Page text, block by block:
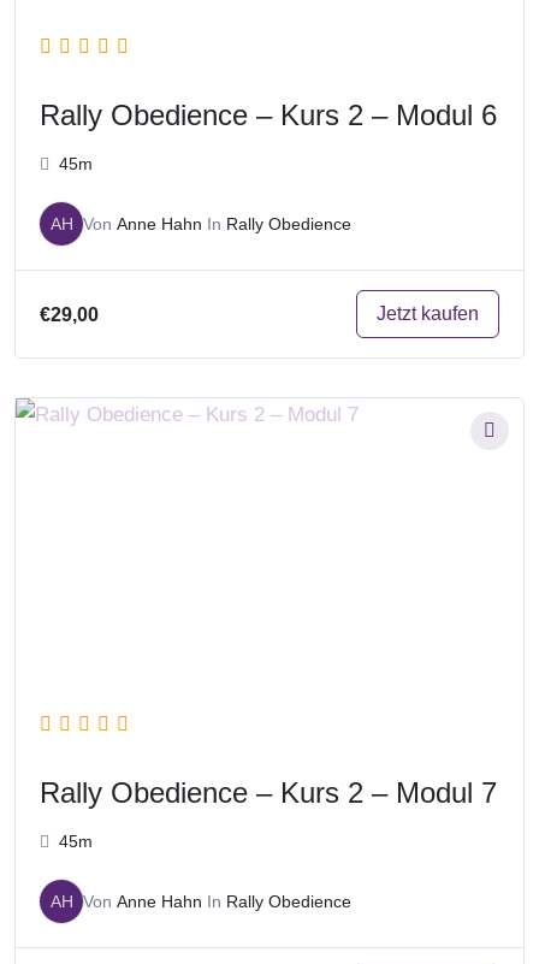
Rally Obedience – Kurs 2 – Modul 6
45m
AH Von Anne Hahn In Rally Obedience
€29,00 Jetzt kaufen
Rally Obedience – Kurs 2 – Modul 7
45m
AH Von Anne Hahn In Rally Obedience